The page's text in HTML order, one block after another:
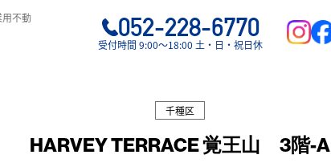
不動
052-228-6770
受付時間 9:00〜18:00 土・日・祝日休
千種区
HARVEY TERRACE 覚王山 3階-A